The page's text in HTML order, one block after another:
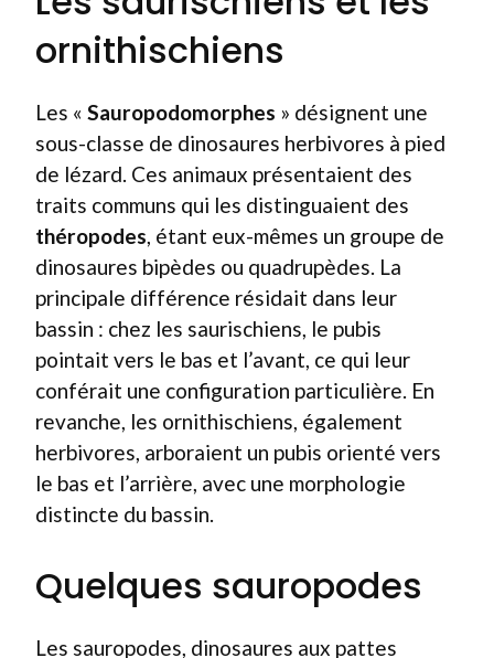
ornithischiens
Les « Sauropodomorphes » désignent une
sous-classe de dinosaures herbivores à pied
de lézard. Ces animaux présentaient des
traits communs qui les distinguaient des
théropodes, étant eux-mêmes un groupe de
dinosaures bipèdes ou quadrupèdes. La
principale différence résidait dans leur
bassin : chez les saurischiens, le pubis
pointait vers le bas et l’avant, ce qui leur
conférait une configuration particulière. En
revanche, les ornithischiens, également
herbivores, arboraient un pubis orienté vers
le bas et l’arrière, avec une morphologie
distincte du bassin.
Quelques sauropodes
Les sauropodes, dinosaures aux pattes